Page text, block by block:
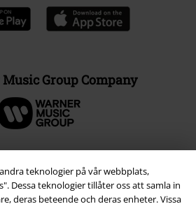
teknologier på vår webbplats,
Dessa teknologier tillåter oss att samla in
deras beteende och deras enheter. Vissa
Group Company